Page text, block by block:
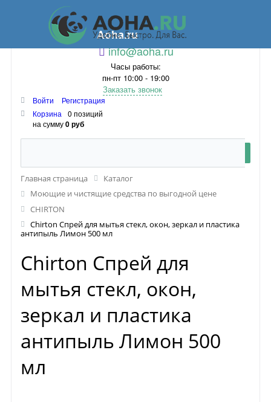
Aoha.ru
info@aoha.ru
Часы работы:
пн-пт 10:00 - 19:00
Заказать звонок
Войти
Регистрация
Корзина
0 позиций
на сумму0 руб
Главная страница
Каталог
Моющие и чистящие средства по выгодной цене
CHIRTON
Chirton Спрей для мытья стекл, окон, зеркал и пластика
антипыль Лимон 500 мл
Chirton Спрей для
мытья стекл, окон,
зеркал и пластика
антипыль Лимон 500
мл